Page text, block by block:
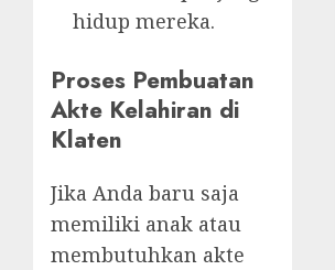
hidup mereka.
Proses Pembuatan
Akte Kelahiran di
Klaten
Jika Anda baru saja
memiliki anak atau
membutuhkan akte